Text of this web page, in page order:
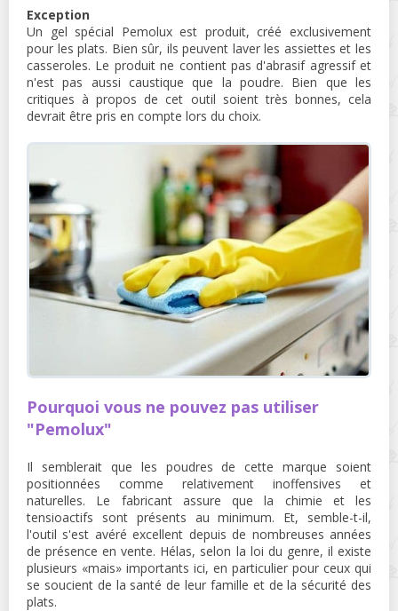
Exception
Un gel spécial Pemolux est produit, créé exclusivement
pour les plats. Bien sûr, ils peuvent laver les assiettes et les
casseroles. Le produit ne contient pas d'abrasif agressif et
n'est pas aussi caustique que la poudre. Bien que les
critiques à propos de cet outil soient très bonnes, cela
devrait être pris en compte lors du choix.
Pourquoi vous ne pouvez pas utiliser
"Pemolux"
Il semblerait que les poudres de cette marque soient
positionnées comme relativement inoffensives et
naturelles. Le fabricant assure que la chimie et les
tensioactifs sont présents au minimum. Et, semble-t-il,
l'outil s'est avéré excellent depuis de nombreuses années
de présence en vente. Hélas, selon la loi du genre, il existe
plusieurs «mais» importants ici, en particulier pour ceux qui
se soucient de la santé de leur famille et de la sécurité des
plats.